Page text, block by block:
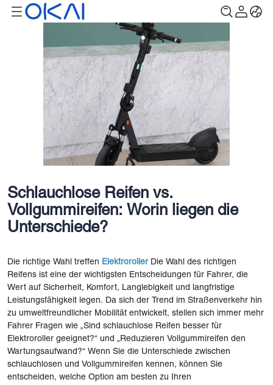
Schlauchlose Reifen vs.
Vollgummireifen: Worin liegen die
Unterschiede?
Die richtige Wahl treffen Elektroroller Die Wahl des richtigen
Reifens ist eine der wichtigsten Entscheidungen für Fahrer, die
Wert auf Sicherheit, Komfort, Langlebigkeit und langfristige
Leistungsfähigkeit legen. Da sich der Trend im Straßenverkehr hin
zu umweltfreundlicher Mobilität entwickelt, stellen sich immer mehr
Fahrer Fragen wie „Sind schlauchlose Reifen besser für
Elektroroller geeignet?“ und „Reduzieren Vollgummireifen den
Wartungsaufwand?“ Wenn Sie die Unterschiede zwischen
schlauchlosen und Vollgummireifen kennen, können Sie
entscheiden, welche Option am besten zu Ihren